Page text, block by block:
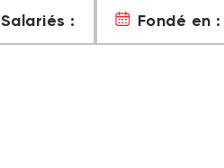
Salariés : Fondé en :